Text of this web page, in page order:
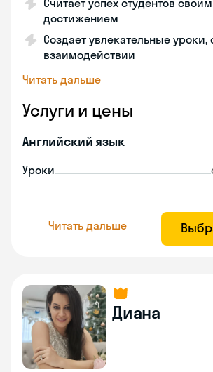
Считает успех студентов
достижением
Создает увлекательные
взаимодействии
Читать дальше
Услуги и цены
Английский язык
Уроки
Читать дальше
Диана